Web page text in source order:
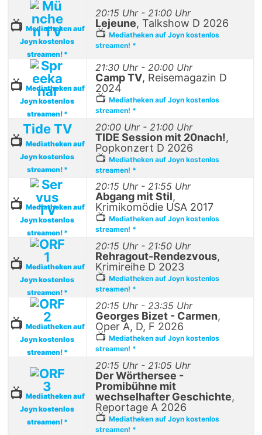
📺 Mediatheken auf
Joyn kostenlos
streamen! *
20:15 Uhr - 21:00 Uhr
Lejeune, Talkshow D 2026
📺 Mediatheken auf Joyn kostenlos
streamen! *
📺 Mediatheken auf
Joyn kostenlos
streamen! *
21:30 Uhr - 20:00 Uhr
Camp TV, Reisemagazin D
2024
📺 Mediatheken auf Joyn kostenlos
streamen! *
Tide TV
📺 Mediatheken auf
Joyn kostenlos
streamen! *
20:00 Uhr - 21:00 Uhr
TIDE Session mit 20nach!,
Popkonzert D 2026
📺 Mediatheken auf Joyn kostenlos
streamen! *
📺 Mediatheken auf
Joyn kostenlos
streamen! *
20:15 Uhr - 21:55 Uhr
Abgang mit Stil,
Krimikomödie USA 2017
📺 Mediatheken auf Joyn kostenlos
streamen! *
📺 Mediatheken auf
Joyn kostenlos
streamen! *
20:15 Uhr - 21:50 Uhr
Rehragout-Rendezvous,
Krimireihe D 2023
📺 Mediatheken auf Joyn kostenlos
streamen! *
📺 Mediatheken auf
Joyn kostenlos
streamen! *
20:15 Uhr - 23:35 Uhr
Georges Bizet - Carmen,
Oper A, D, F 2026
📺 Mediatheken auf Joyn kostenlos
streamen! *
📺 Mediatheken auf
Joyn kostenlos
streamen! *
20:15 Uhr - 21:05 Uhr
Der Wörthersee -
Promibühne mit
wechselhafter Geschichte,
Reportage A 2026
📺 Mediatheken auf Joyn kostenlos
streamen! *